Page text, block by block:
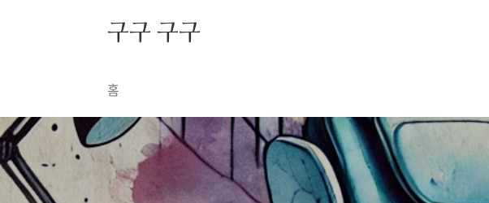
구구 구구
홈